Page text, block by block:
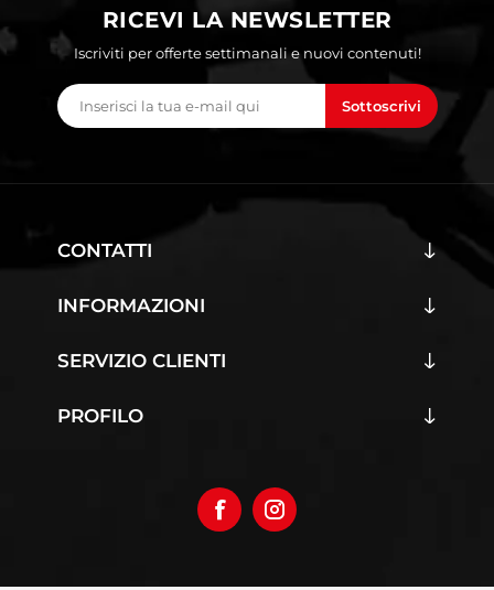
RICEVI LA NEWSLETTER
Iscriviti per offerte settimanali e nuovi contenuti!
Sottoscrivi
CONTATTI
INFORMAZIONI
SERVIZIO CLIENTI
PROFILO